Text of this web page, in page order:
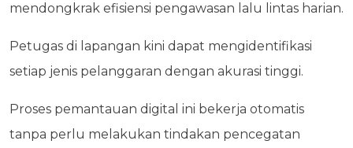
mendongkrak efisiensi pengawasan lalu lintas harian.
Petugas di lapangan kini dapat mengidentifikasi
setiap jenis pelanggaran dengan akurasi tinggi.
Proses pemantauan digital ini bekerja otomatis
tanpa perlu melakukan tindakan pencegatan